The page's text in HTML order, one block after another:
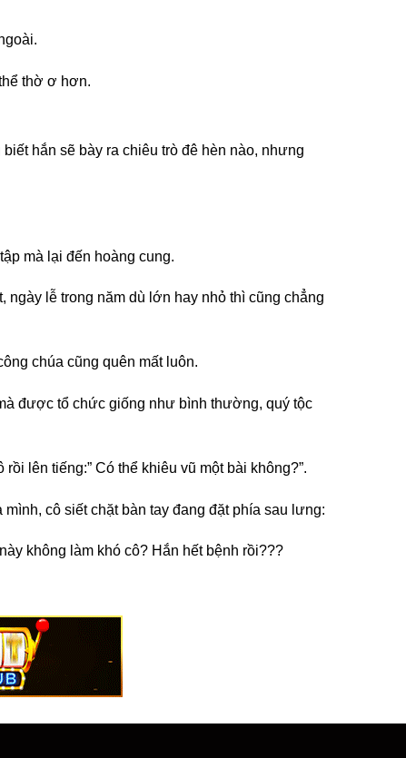
thờ ơ hơn.
hắn sẽ bày ra chiêu trò đê hèn nào, nhưng
mà lại đến hoàng cung.
lễ trong năm dù lớn hay nhỏ thì cũng chẳng
chúa cũng quên mất luôn.
được tổ chức giống như bình thường, quý tộc
rồi lên tiếng:” Có thể khiêu vũ một bài không?”.
cô siết chặt bàn tay đang đặt phía sau lưng:
không làm khó cô? Hắn hết bệnh rồi???